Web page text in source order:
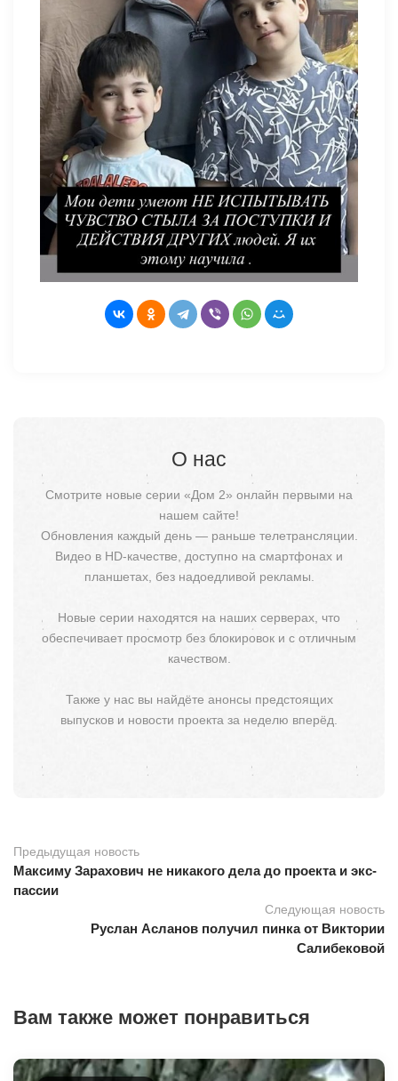
О нас
Смотрите новые серии «Дом 2» онлайн первыми на
нашем сайте!
Обновления каждый день — раньше телетрансляции.
Видео в HD-качестве, доступно на смартфонах и
планшетах, без надоедливой рекламы.
Новые серии находятся на наших серверах, что
обеспечивает просмотр без блокировок и с отличным
качеством.
Также у нас вы найдёте анонсы предстоящих
выпусков и новости проекта за неделю вперёд.
Предыдущая новость
Максиму Зарахович не никакого дела до проекта и экс-
пассии
Следующая новость
Руслан Асланов получил пинка от Виктории
Салибековой
Вам также может понравиться